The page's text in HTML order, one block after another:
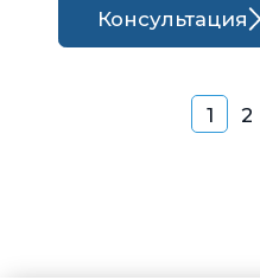
Консультация
1 2